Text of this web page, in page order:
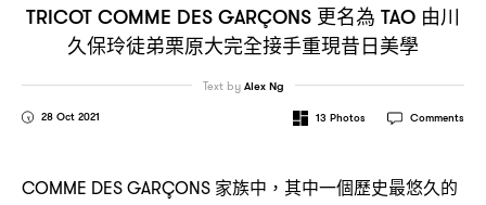
TRICOT COMME DES GARÇONS 更名為 TAO 由川
久保玲徒弟栗原大完全接手重現昔日美學
28 Oct 2021
Text by Alex Ng
13 Photos Comments
COMME DES GARÇONS 家族中 ， 其中一個歷史最悠久的